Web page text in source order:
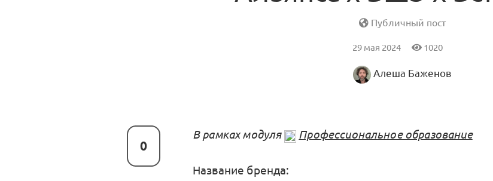
Публичный пост
29 мая 2024 1020
Алеша Баженов
0
В рамках модуля Профессиональное образование
Название бренда: